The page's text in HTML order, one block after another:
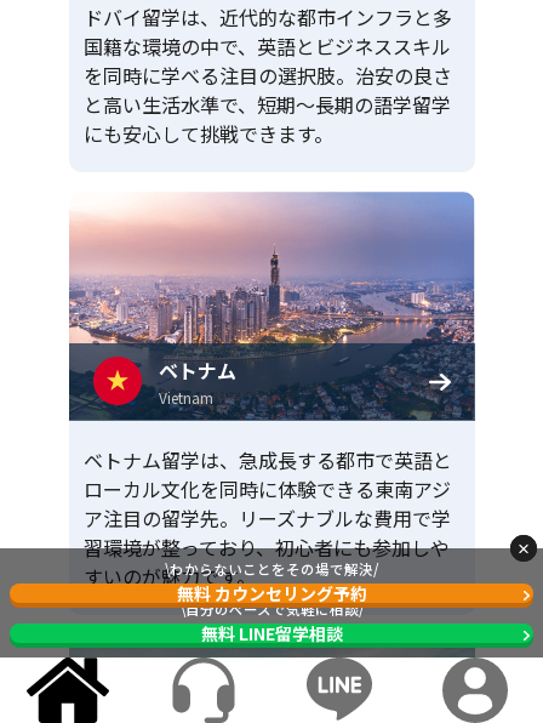
ドバイ留学は、近代的な都市インフラと多
国籍な環境の中で、英語とビジネススキル
を同時に学べる注目の選択肢。治安の良さ
と高い生活水準で、短期〜長期の語学留学
にも安心して挑戦できます。
ベトナム
Vietnam
ベトナム留学は、急成長する都市で英語と
ローカル文化を同時に体験できる東南アジ
ア注目の留学先。リーズナブルな費用で学
習環境が整っており、初心者にも参加しや
すいのが魅力です。
\わからないことをその場で解決/
無料 カウンセリング予約
\自分のペースで気軽に相談/
無料 LINE留学相談